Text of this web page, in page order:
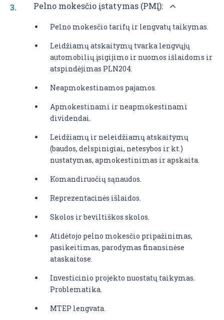
Pelno mokesčio įstatymas (PMĮ):
Pelno mokesčio tarifų ir lengvatų taikymas.
Leidžiamų atskaitymų tvarka lengvųjų
automobilių įsigijimo ir nuomos išlaidoms ir
atspindėjimas PLN204.
Neapmokestinamos pajamos.
Apmokestinami ir neapmokestinami
dividendai.
Leidžiamų ir neleidžiamų atskaitymų
(baudos, delspinigiai, netesybos ir kt.)
nustatymas, apmokestinimas ir apskaita.
Komandiruočių sąnaudos.
Reprezentacinės išlaidos.
Skolos ir beviltiškos skolos.
Atidėtojo pelno mokesčio pripažinimas,
pasikeitimas, parodymas finansinėse
ataskaitose.
Investicinio projekto nuostatų taikymas.
Problematika.
MTEP lengvata.